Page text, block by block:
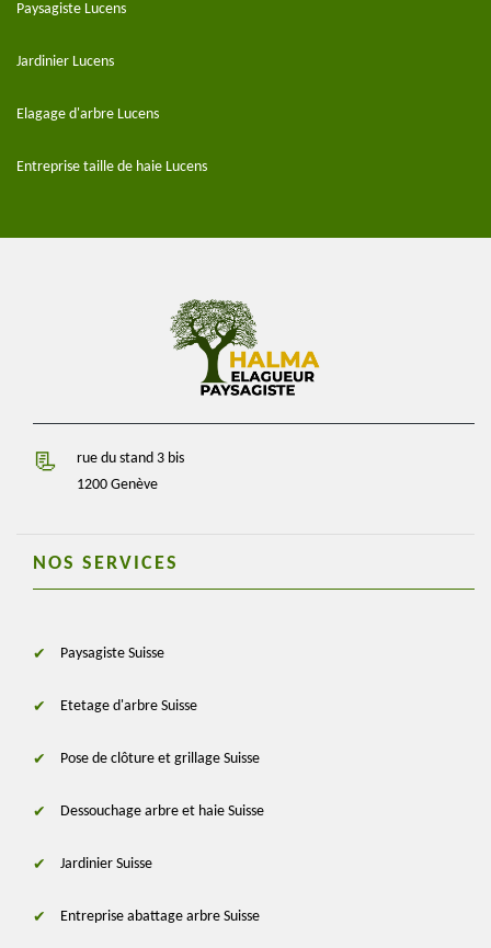
Paysagiste Lucens
Jardinier Lucens
Elagage d'arbre Lucens
Entreprise taille de haie Lucens
rue du stand 3 bis
1200 Genève
NOS SERVICES
Paysagiste Suisse
Etetage d'arbre Suisse
Pose de clôture et grillage Suisse
Dessouchage arbre et haie Suisse
Jardinier Suisse
Entreprise abattage arbre Suisse